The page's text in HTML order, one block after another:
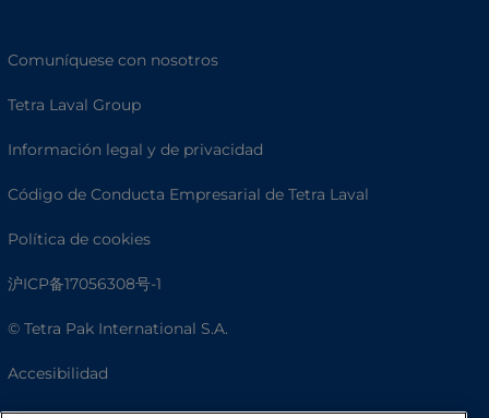
Comuníquese con nosotros
Tetra Laval Group
Información legal y de privacidad
Código de Conducta Empresarial de Tetra Laval
Política de cookies
沪ICP备17056308号-1
© Tetra Pak International S.A.
Accesibilidad